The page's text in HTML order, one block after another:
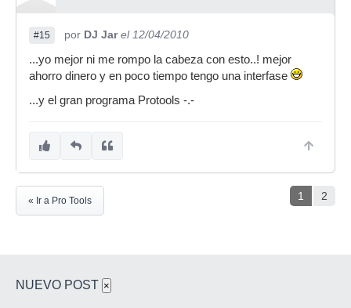
#15 por DJ Jar el 12/04/2010
...yo mejor ni me rompo la cabeza con esto..! mejor
ahorro dinero y en poco tiempo tengo una interfase
...y el gran programa Protools -.-
1 2
« Ir a Pro Tools
NUEVO POST ×